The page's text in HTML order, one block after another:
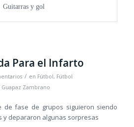
Guitarras y gol
Para el Infarto
/ en Fútbol, Fútbol
Guapaz Zambrano
de fase de grupos siguieron siendo
y depararon algunas sorpresas